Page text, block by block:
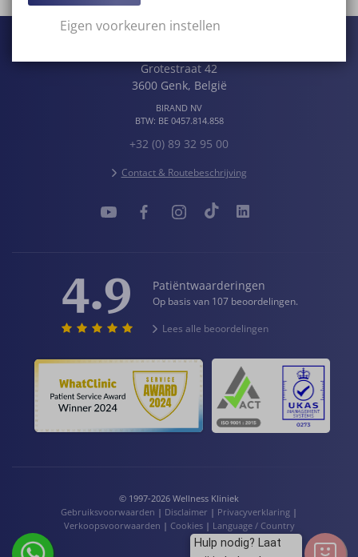
Grotestraat 42
3600 Genk, België
BIRAND NV
BTW: BE 0457.814.858
+32 (0) 89 32 95 00
Contact & Routebeschrijving
4.9 Patiëntwaarderingen
Op basis van 107 beoordelingen.
Lees alle beoordelingen
© 1997-2026 Wellness Kliniek
Gebruiksvoorwaarden | Disclaimer | Privacyverklaring |
Verkoopsvoorwaarden | Cookies| Language / Country
Hulp nodig? Laat
Eigen voorkeuren instellen